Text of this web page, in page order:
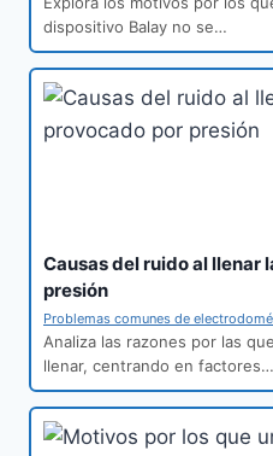
dispositivo Balay no se…
Causas del ruido al llenar
presión
Problemas comunes de
Analiza las razones por las
llenar, centrando en factores…